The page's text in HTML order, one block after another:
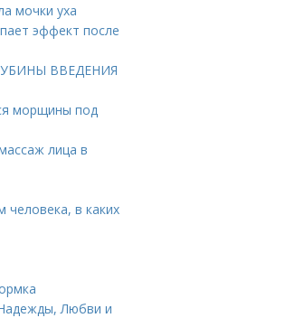
мочки уха
эффект после
ВВЕДЕНИЯ
морщины под
лица в
человека, в каких
Любви и